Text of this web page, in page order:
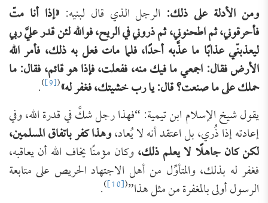
ومن الأدلة على ذلك: الرجل الذي قال لبنيه:«إذا أنا متّ
فأحرقوني، ثم اطحنوني، ثم ذروني في الريح، فوالله لئن قدر عليَّ ربي
ليعذبنّي عذابًا ما عذَّبه أحدًا، فلما مات فعل به ذلك، فأمر الله
الأرض فقال: اجمعي ما فيك منه، ففعلت، فإذا هو قائم، فقال: ما
حملك على ما صنعت؟ قال: يا رب خشيتك، فغفر له»(
[9]
)
.
يقول شيخ الإسلام ابن تيمية: “فهذا رجل شكَّ في قدرة الله، وفي
إعادته إذا ذُري، بل اعتقد أنه لا يُعاد،وهذا كفر باتفاق المسلمين،
لكن كان جاهلًا لا يعلم ذلك،وكان مؤمنًا يخاف الله أن يعاقبه،
فغفر له بذلك، والمتأوِّل من أهل الاجتهاد الحريص على متابعة
الرسول أولى بالمغفرة من مثل هذا”(
[10]
)
.